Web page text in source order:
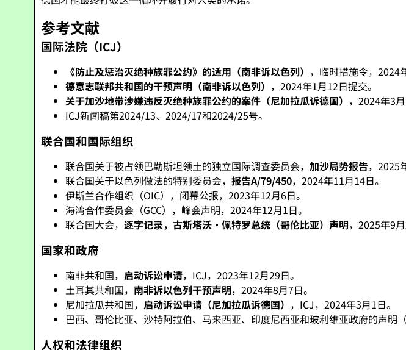
参考文献
国际法院（ICJ）
《防止及惩治灭绝种族罪公约》的适用（南非诉以色列） ，临时措施令，2024
德意志联邦共和国的干预声明（南非诉以色列） ，2024年1月12日提交。
关于加沙地带涉嫌违反灭绝种族罪公约的案件（尼加拉瓜诉德国） ，2024年3
ICJ新闻稿第2024/13、2024/17和2024/25号。
联合国和国际组织
联合国关于被占领巴勒斯坦领土的独立国际调查委员会，加沙局势报告，2025
联合国关于以色列做法的特别委员会，报告A/79/450，2024年11月14日。
伊斯兰合作组织（OIC），闭幕公报，2023年12月6日。
海湾合作委员会（GCC），峰会声明，2024年12月1日。
联合国大会，逐字记录，古斯塔沃·佩特罗总统（哥伦比亚）声明，2025年9月
国家和政府
南非共和国，启动诉讼申请，ICJ，2023年12月29日。
土耳其共和国，南非诉以色列干预声明，2024年8月7日。
尼加拉瓜共和国，启动诉讼申请（尼加拉瓜诉德国） ，ICJ，2024年3月1日。
巴西、哥伦比亚、沙特阿拉伯、马来西亚、印度尼西亚和玻利维亚政府的声明
人权和法律组织